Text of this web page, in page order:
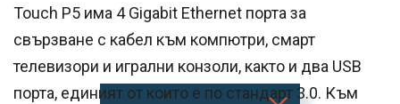
Touch P5 има 4 Gigabit Ethernet порта за
свързване с кабел към компютри, смарт
телевизори и игрални конзоли, както и два USB
порта, единият от които е по стандарт 3.0. Към